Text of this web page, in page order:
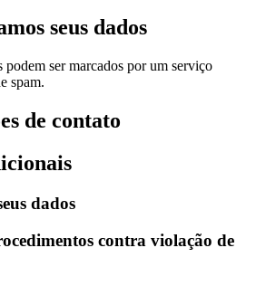
seus dados
podem ser marcados por um serviço
spam.
de contato
dados
contra violação de